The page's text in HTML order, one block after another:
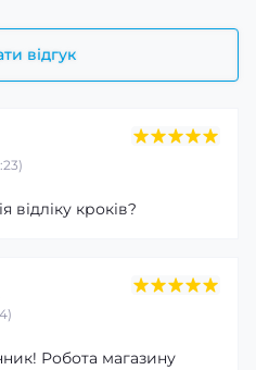
відгук
відліку кроків?
Робота магазину